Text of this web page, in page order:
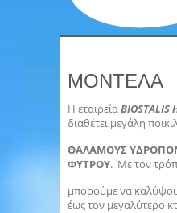
ΜΟΝΤΕΛΑ
Η εταιρείαBIOSTALIS
διαθέτει μεγάλη
ΘΑΛΑΜΟΥΣ
ΦΥΤΡΟΥ. Με τον
μπορούμε να
έως τον μεγαλύτερο